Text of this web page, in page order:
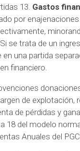
13. Gastos
por enajenaciones
. Si se trata de un
una partida
financiero.
de explotación,
de pérdidas y
18 del modelo
Anuales del